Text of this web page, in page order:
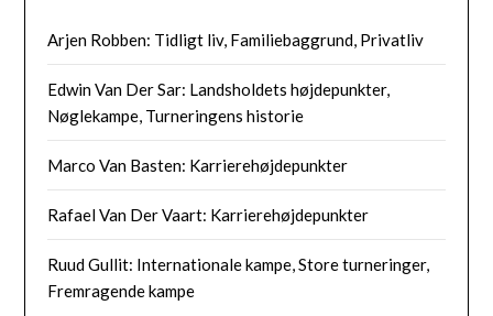
Arjen Robben: Tidligt liv, Familiebaggrund, Privatliv
Edwin Van Der Sar: Landsholdets højdepunkter,
Nøglekampe, Turneringens historie
Marco Van Basten: Karrierehøjdepunkter
Rafael Van Der Vaart: Karrierehøjdepunkter
Ruud Gullit: Internationale kampe, Store turneringer,
Fremragende kampe